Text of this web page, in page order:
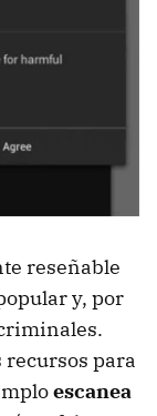
reseñable
y, por
recursos para
escanea